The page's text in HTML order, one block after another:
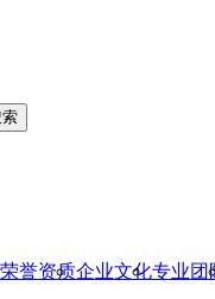
荣誉资质企业文化专业团